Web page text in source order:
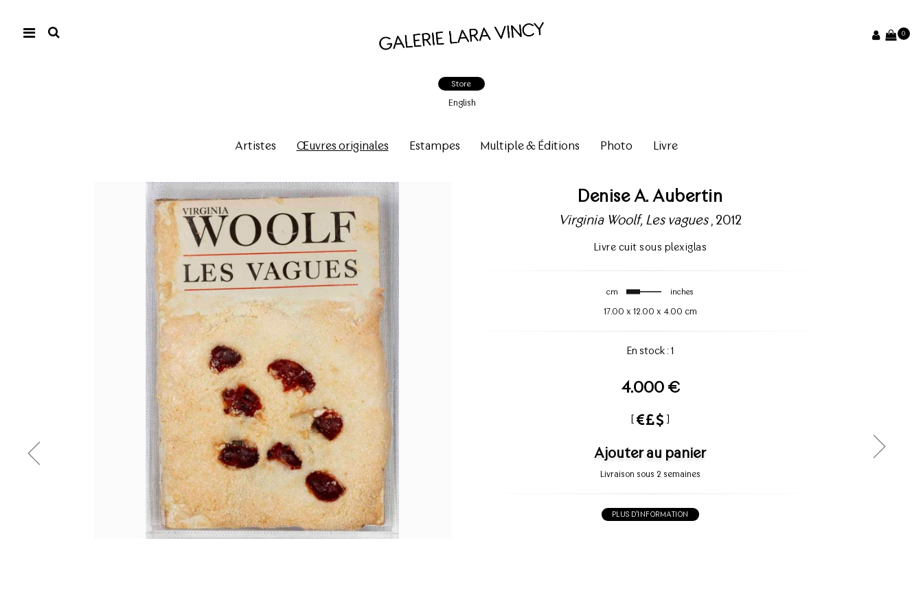
0
Store
English
Artistes Œuvres originales Estampes Multiple & Éditions Photo Livre
Denise A. Aubertin
Virginia Woolf, Les vagues, 2012
Livre cuit sous plexiglas
cm inches
17.00 x 12.00 x 4.00 cm
En stock : 1
4.000 €
[ ]
Ajouter au panier
Livraison sous 2 semaines
PLUS D'INFORMATION